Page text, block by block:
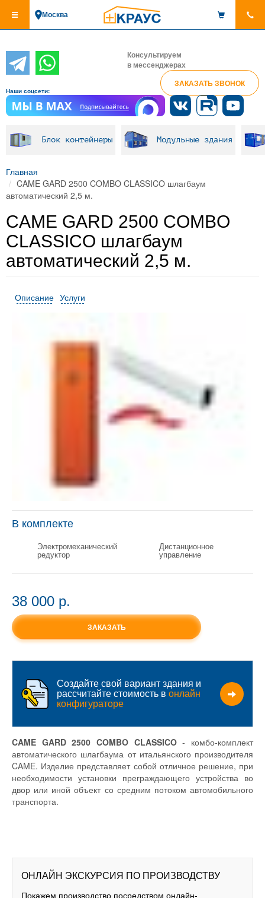
основному
Москва
Консультируем
в мессенджерах
ЗАКАЗАТЬ ЗВОНОК
Наши соцсети:
Блок контейнеры Модульные здания
Главная
CAME GARD 2500 COMBO CLASSICO шлагбаум
автоматический 2,5 м.
CAME GARD 2500 COMBO
CLASSICO шлагбаум
автоматический 2,5 м.
Описание Услуги
В комплекте
Электромеханический
редуктор
Дистанционное
управление
38 000 p.
ЗАКАЗАТЬ
Создайте свой вариант здания и
рассчитайте стоимость в онлайн
конфигураторе
CAME GARD 2500 COMBO CLASSICO- комбо-комплект
автоматического шлагбаума от итальянского производителя
CAME. Изделие представляет собой отличное решение, при
необходимости установки преграждающего устройства во
двор или иной объект со средним потоком автомобильного
транспорта.
ОНЛАЙН ЭКСКУРСИЯ ПО ПРОИЗВОДСТВУ
Покажем производство посредством онлайн-